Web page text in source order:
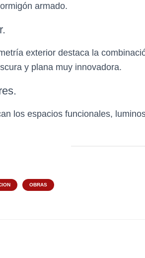
armado.
exterior destaca la
y plana muy innovadora.
los espacios funcionales,
OBRAS